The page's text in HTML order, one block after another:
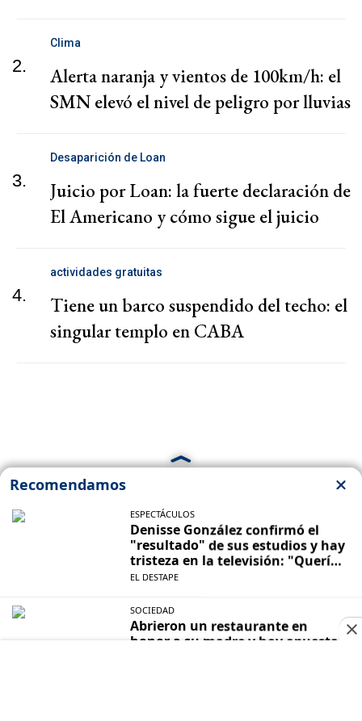
2.
Clima
Alerta naranja y vientos de 100km/h: el
SMN elevó el nivel de peligro por lluvias
3.
Desaparición de Loan
Juicio por Loan: la fuerte declaración de
El Americano y cómo sigue el juicio
4.
actividades gratuitas
Tiene un barco suspendido del techo: el
singular templo en CABA